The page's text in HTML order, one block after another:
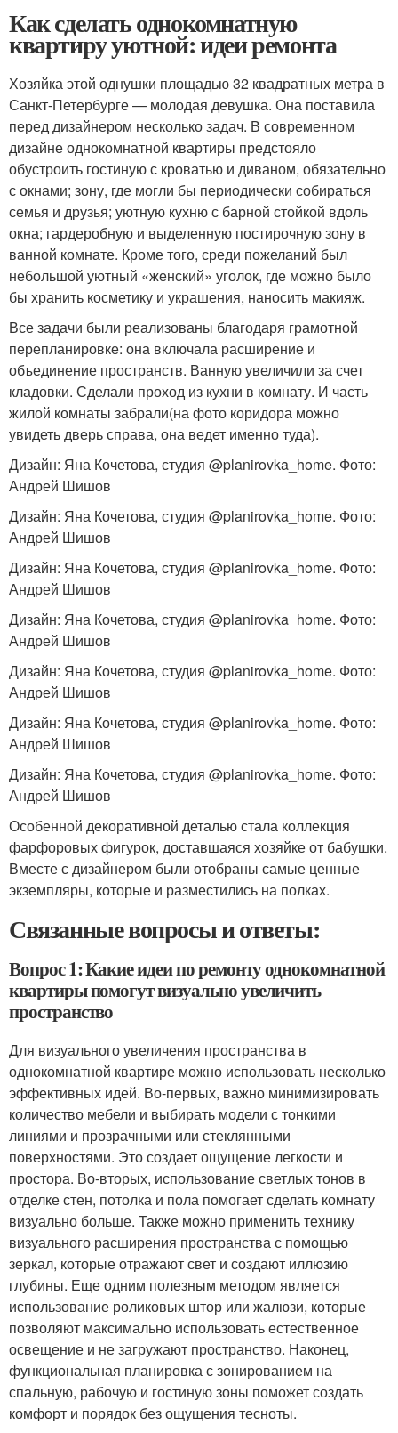
Как сделать однокомнатную
квартиру уютной: идеи ремонта
Хозяйка этой однушки площадью 32 квадратных метра в
Санкт-Петербурге — молодая девушка. Она поставила
перед дизайнером несколько задач. В современном
дизайне однокомнатной квартиры предстояло
обустроить гостиную с кроватью и диваном, обязательно
с окнами; зону, где могли бы периодически собираться
семья и друзья; уютную кухню с барной стойкой вдоль
окна; гардеробную и выделенную постирочную зону в
ванной комнате. Кроме того, среди пожеланий был
небольшой уютный «женский» уголок, где можно было
бы хранить косметику и украшения, наносить макияж.
Все задачи были реализованы благодаря грамотной
перепланировке: она включала расширение и
объединение пространств. Ванную увеличили за счет
кладовки. Сделали проход из кухни в комнату. И часть
жилой комнаты забрали(на фото коридора можно
увидеть дверь справа, она ведет именно туда).
Дизайн: Яна Кочетова, студия @planirovka_home. Фото:
Андрей Шишов
Дизайн: Яна Кочетова, студия @planirovka_home. Фото:
Андрей Шишов
Дизайн: Яна Кочетова, студия @planirovka_home. Фото:
Андрей Шишов
Дизайн: Яна Кочетова, студия @planirovka_home. Фото:
Андрей Шишов
Дизайн: Яна Кочетова, студия @planirovka_home. Фото:
Андрей Шишов
Дизайн: Яна Кочетова, студия @planirovka_home. Фото:
Андрей Шишов
Дизайн: Яна Кочетова, студия @planirovka_home. Фото:
Андрей Шишов
Особенной декоративной деталью стала коллекция
фарфоровых фигурок, доставшаяся хозяйке от бабушки.
Вместе с дизайнером были отобраны самые ценные
экземпляры, которые и разместились на полках.
Связанные вопросы и ответы:
Вопрос 1: Какие идеи по ремонту однокомнатной
квартиры помогут визуально увеличить
пространство
Для визуального увеличения пространства в
однокомнатной квартире можно использовать несколько
эффективных идей. Во-первых, важно минимизировать
количество мебели и выбирать модели с тонкими
линиями и прозрачными или стеклянными
поверхностями. Это создает ощущение легкости и
простора. Во-вторых, использование светлых тонов в
отделке стен, потолка и пола помогает сделать комнату
визуально больше. Также можно применить технику
визуального расширения пространства с помощью
зеркал, которые отражают свет и создают иллюзию
глубины. Еще одним полезным методом является
использование роликовых штор или жалюзи, которые
позволяют максимально использовать естественное
освещение и не загружают пространство. Наконец,
функциональная планировка с зонированием на
спальную, рабочую и гостиную зоны поможет создать
комфорт и порядок без ощущения тесноты.